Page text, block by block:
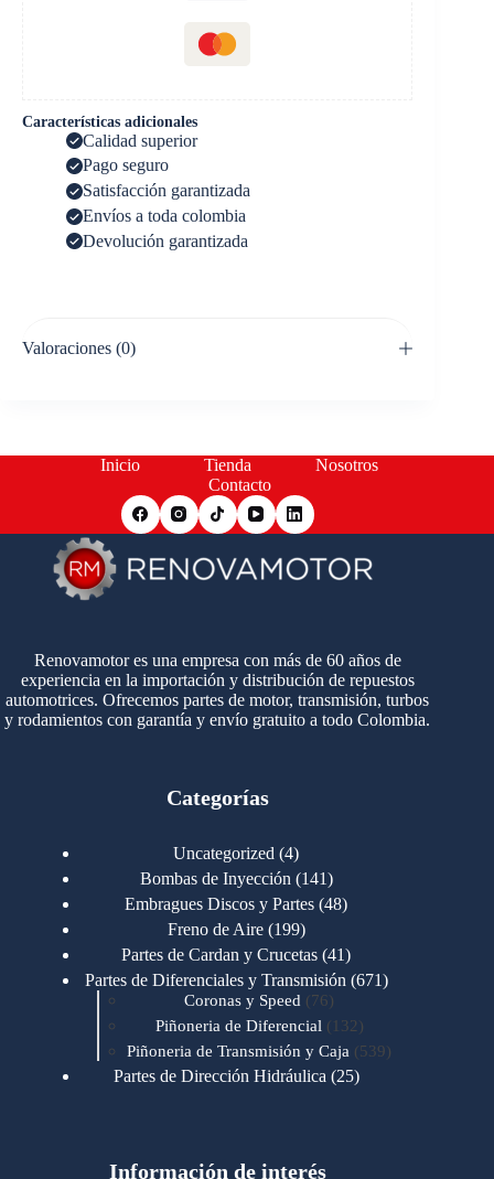
Características adicionales
Calidad superior
Pago seguro
Satisfacción garantizada
Envíos a toda colombia
Devolución garantizada
Valoraciones (0)
Inicio Tienda
Nosotros
Contacto
Renovamotor es una empresa con más de 60 años de
experiencia en la importación y distribución de repuestos
automotrices. Ofrecemos partes de motor, transmisión, turbos
y rodamientos con garantía y envío gratuito a todo Colombia.
Categorías
Uncategorized 44
productos
Bombas de Inyección 141141
productos
Embragues Discos y Partes 4848
Freno de Aire 199199
productos
Partes de Cardan y Crucetas 4141
productos
Partes de Diferenciales y Transmisión 671671
Coronas y Speed 7676
productos
Piñoneria de Diferencial 132 132
productos
Piñoneria de Transmisión y Caja 539539
Partes de Dirección Hidráulica 2525
Motores Cummins 723
Información de interés